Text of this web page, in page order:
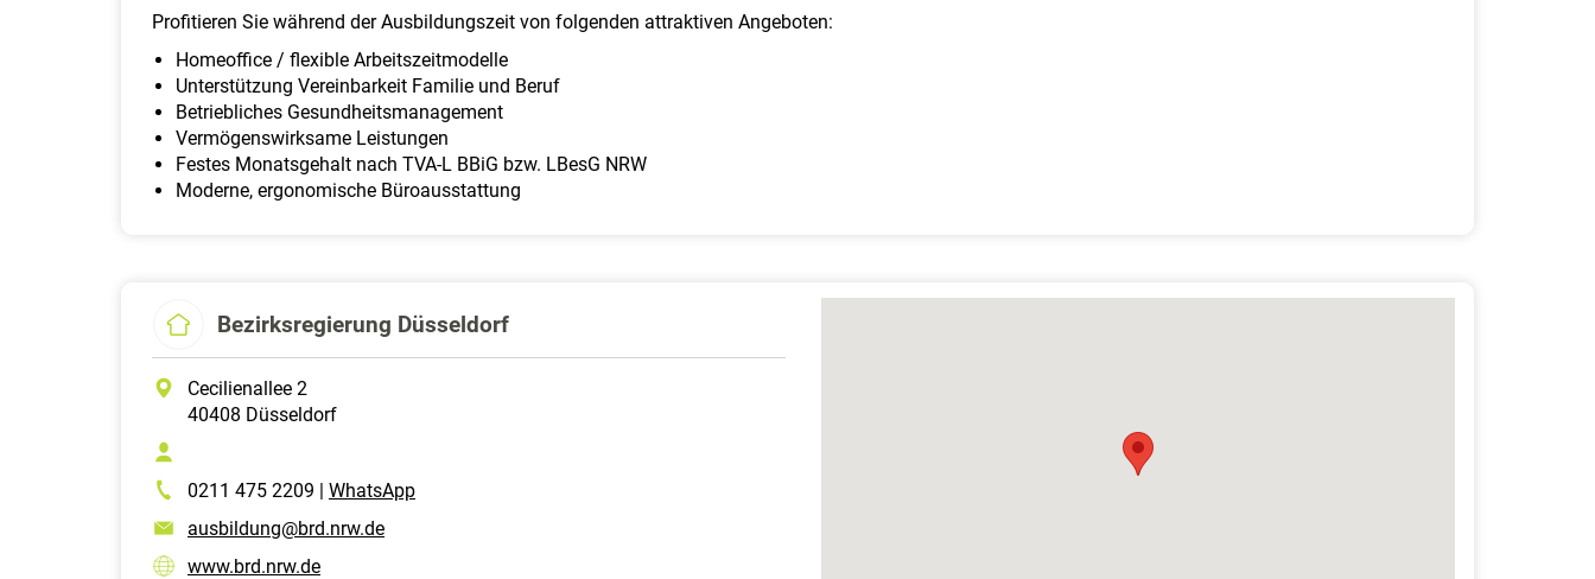
Profitieren Sie während der Ausbildungszeit von folgenden attraktiven Angeboten:
Homeoffice / flexible Arbeitszeitmodelle
Unterstützung Vereinbarkeit Familie und Beruf
Betriebliches Gesundheitsmanagement
Vermögenswirksame Leistungen
Festes Monatsgehalt nach TVA-L BBiG bzw. LBesG NRW
Moderne, ergonomische Büroausstattung
Bezirksregierung Düsseldorf
Cecilienallee 2
40408 Düsseldorf
0211 475 2209 | WhatsApp
ausbildung@brd.nrw.de
www.brd.nrw.de